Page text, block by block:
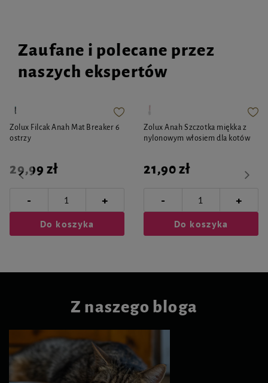
Zaufane i polecane przez
naszych ekspertów
Zolux Filcak Anah Mat Breaker 6
ostrzy
29,99 zł
- +
Do koszyka
Zolux Anah Szczotka miękka z
nylonowym włosiem dla kotów
21,90 zł
- +
Do koszyka
Z naszego bloga